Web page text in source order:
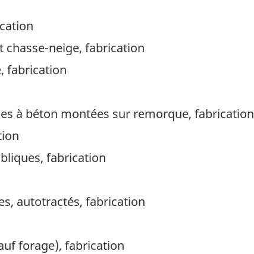
chasse-neige, fabrication
fabrication
à béton montées sur remorque, fabrication
fabrication
autotractés, fabrication
forage), fabrication